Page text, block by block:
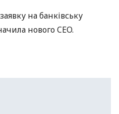
на банківську
нового CEO.